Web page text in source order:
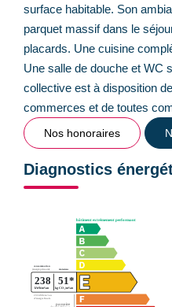
surface habitable. Son
parquet massif dans le
placards. Une cuisine
Une salle de douche et WC
collective est à disposition
commerces et de toutes
Nos honoraires
Diagnostics